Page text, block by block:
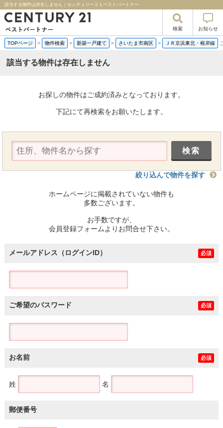
該当する物件は存在しません｜センチュリー２１ベストパートナー
検索 お知らせ
TOPページ > 物件検索 > 新築一戸建て > さいたま市南区 > ＪＲ京浜東北・根岸線
該当する物件は存在しません
お探しの物件はご成約済みとなっております。
下記にて再検索をお願いたします。
絞り込んで物件を探す
ホームページに掲載されていない物件も
多数ございます。
お手数ですが、
会員登録フォームよりお問合せ下さい。
メールアドレス（ログインID） 必須
ご希望のパスワード 必須
お名前 必須
姓 名
郵便番号